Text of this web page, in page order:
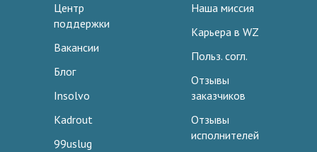
Центр
поддержки
Вакансии
Блог
Insolvo
Kadrout
99uslug
Наша миссия
Карьера в WZ
Польз. согл.
Отзывы
заказчиков
Отзывы
исполнителей